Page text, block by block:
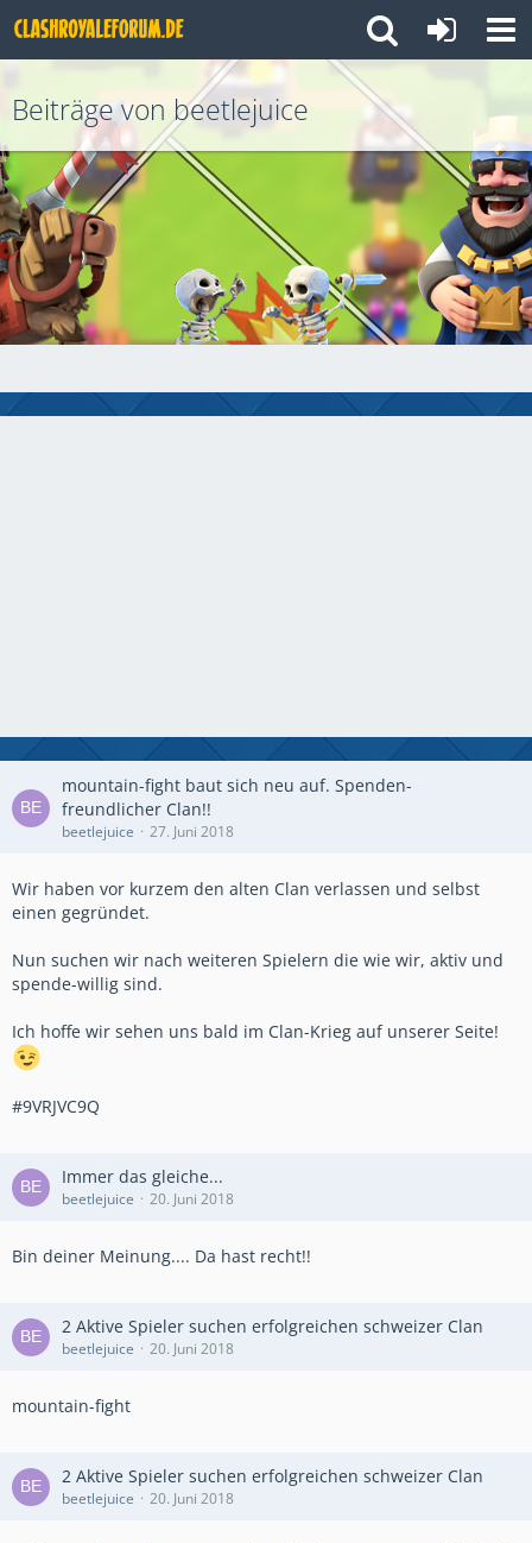
Beiträge von beetlejuice
mountain-fight baut sich neu auf. Spenden-
freundlicher Clan!!
beetlejuice 27. Juni 2018
Wir haben vor kurzem den alten Clan verlassen und selbst
einen gegründet.
Nun suchen wir nach weiteren Spielern die wie wir, aktiv und
spende-willig sind.
Ich hoffe wir sehen uns bald im Clan-Krieg auf unserer Seite!
#9VRJVC9Q
Immer das gleiche...
beetlejuice 20. Juni 2018
Bin deiner Meinung.... Da hast recht!!
2 Aktive Spieler suchen erfolgreichen schweizer Clan
beetlejuice 20. Juni 2018
mountain-fight
2 Aktive Spieler suchen erfolgreichen schweizer Clan
beetlejuice 20. Juni 2018